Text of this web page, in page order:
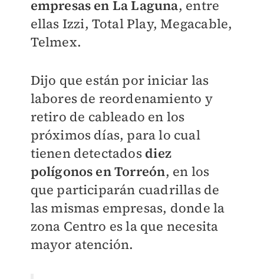
empresas en La Laguna, entre
ellas Izzi, Total Play, Megacable,
Telmex.
Dijo que están por iniciar las
labores de reordenamiento y
retiro de cableado en los
próximos días, para lo cual
tienen detectadosdiez
polígonos en Torreón, en los
que participarán cuadrillas de
las mismas empresas, donde la
zona Centro es la que necesita
mayor atención.